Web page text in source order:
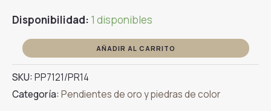
Disponibilidad: 1 disponibles
Pendientes
Oro
Amarillo
Rubís
AÑADIR AL CARRITO
SKU:PP7121/PR14
Categoría:Pendientes de oro y piedras de color